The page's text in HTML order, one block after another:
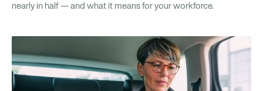
nearly in half — and what it means for your workforce.